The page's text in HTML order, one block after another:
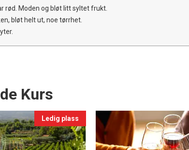
rød. Moden og bløt litt syltet frukt.
bløt helt ut, noe tørrhet.
Kurs
Ledig plass